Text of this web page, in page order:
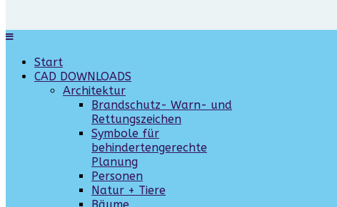
Start
CAD DOWNLOADS
Architektur
Brandschutz- Warn- und
Rettungszeichen
Symbole für
behindertengerechte
Planung
Personen
Natur + Tiere